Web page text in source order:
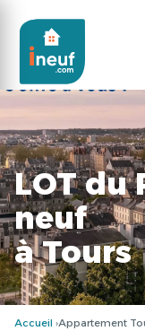
LOT du
neuf
à Tours
Accueil Appartement